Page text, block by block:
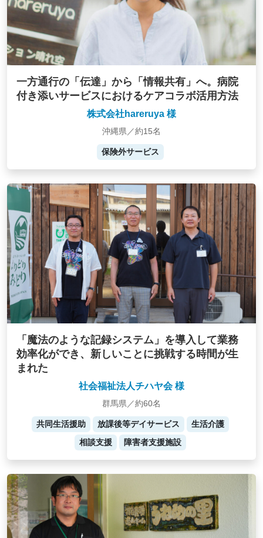
一方通行の「伝達」から「情報共有」へ。病院
付き添いサービスにおけるケアコラボ活用方法
株式会社hareruya 様
沖縄県／約15名
保険外サービス
「魔法のような記録システム」を導入して業務
効率化ができ、新しいことに挑戦する時間が生
まれた
社会福祉法人チハヤ会 様
群馬県／約60名
共同生活援助 放課後等デイサービス
生活介護
相談支援
障害者支援施設